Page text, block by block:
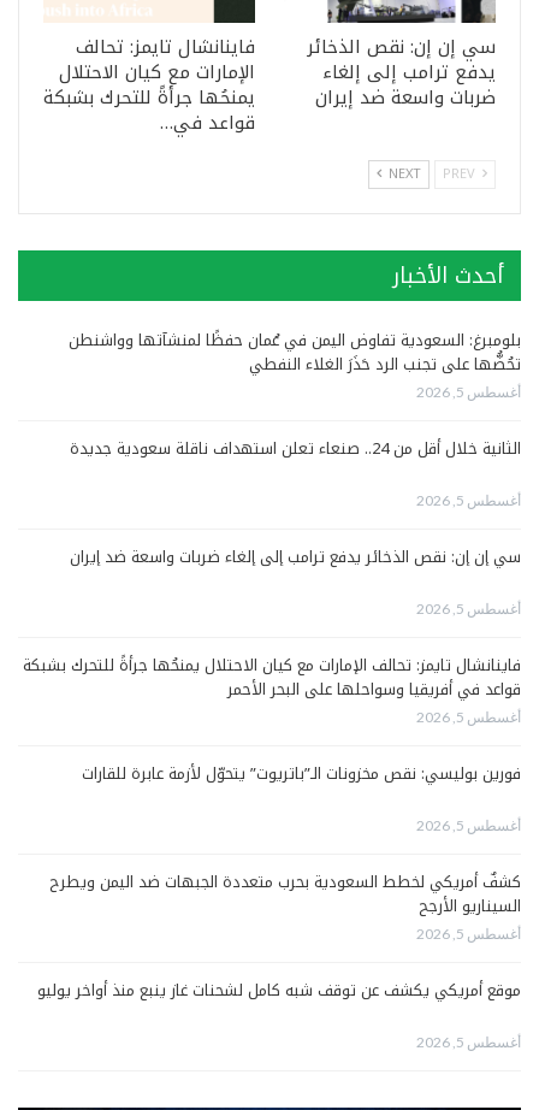
سي إن إن: نقص الذخائر
يدفع ترامب إلى إلغاء
ضربات واسعة ضد إيران
فاينانشال تايمز: تحالف
الإمارات مع كيان الاحتلال
يمنحُها جرأةً للتحرك بشبكة
قواعد في…
NEXT
أحدث الأخبار
بلومبرغ: السعودية تفاوض اليمن في عُمان حفظًا لمنشآتها وواشنطن
تحُضُّها على تجنب الرد حَذَرَ الغلاء النفطي
أغسطس 5, 2026
الثانية خلال أقل من 24.. صنعاء تعلن استهداف ناقلة سعودية جديدة
أغسطس 5, 2026
سي إن إن: نقص الذخائر يدفع ترامب إلى إلغاء ضربات واسعة ضد إيران
أغسطس 5, 2026
فاينانشال تايمز: تحالف الإمارات مع كيان الاحتلال يمنحُها جرأةً للتحرك بشبكة
قواعد في أفريقيا وسواحلها على البحر الأحمر
أغسطس 5, 2026
فورين بوليسي: نقص مخزونات الـ”باتريوت” يتحوّل لأزمة عابرة للقارات
أغسطس 5, 2026
كشفٌ أمريكي لخطط السعودية بحرب متعددة الجبهات ضد اليمن ويطرح
السيناريو الأرجح
أغسطس 5, 2026
موقع أمريكي يكشف عن توقف شبه كامل لشحنات غاز ينبع منذ أواخر يوليو
أغسطس 5, 2026